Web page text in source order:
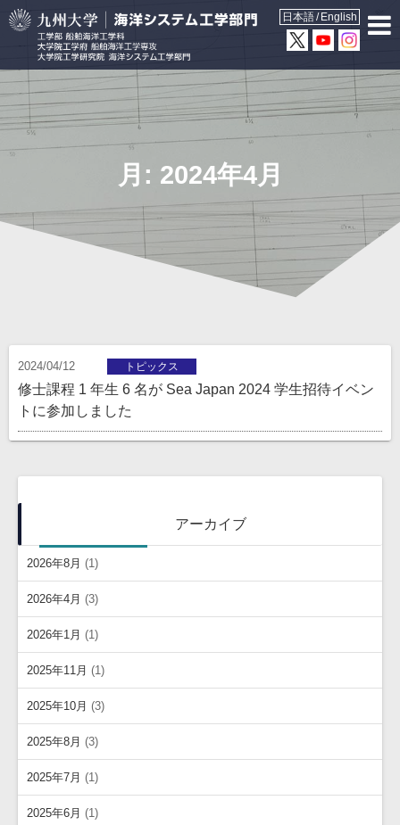
English
日本語
月: 2024年4月
2024/04/12 トピックス
修士課程 1 年生 6 名が Sea Japan 2024 学生招待イベン
トに参加しました
アーカイブ
2026年8月 (1)
2026年4月 (3)
2026年1月 (1)
2025年11月 (1)
2025年10月 (3)
2025年8月 (3)
2025年7月 (1)
2025年6月 (1)